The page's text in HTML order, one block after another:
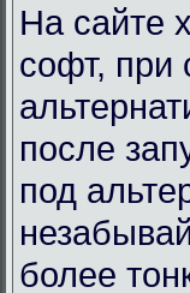
На сайте
софт, при
после
под
более